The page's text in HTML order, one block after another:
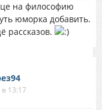
на философию
юморка добавить.
рассказов.
13:17